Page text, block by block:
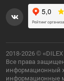
2018-2026 ©
Все права
информационный
информационные